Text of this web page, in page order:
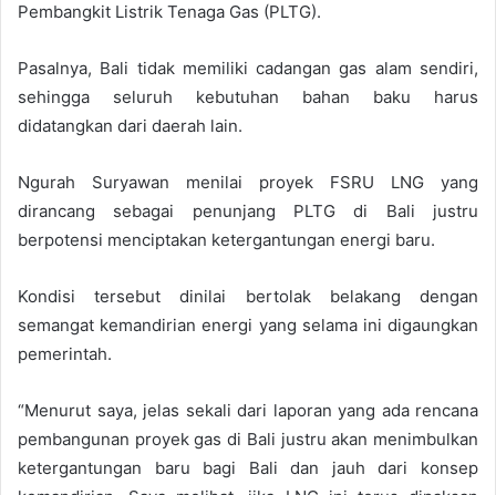
Pembangkit Listrik Tenaga Gas (PLTG).
Pasalnya, Bali tidak memiliki cadangan gas alam sendiri,
sehingga seluruh kebutuhan bahan baku harus
didatangkan dari daerah lain.
Ngurah Suryawan menilai proyek FSRU LNG yang
dirancang sebagai penunjang PLTG di Bali justru
berpotensi menciptakan ketergantungan energi baru.
Kondisi tersebut dinilai bertolak belakang dengan
semangat kemandirian energi yang selama ini digaungkan
pemerintah.
“Menurut saya, jelas sekali dari laporan yang ada rencana
pembangunan proyek gas di Bali justru akan menimbulkan
ketergantungan baru bagi Bali dan jauh dari konsep